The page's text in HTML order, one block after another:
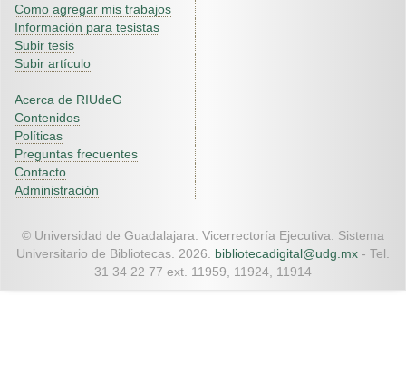
Como agregar mis trabajos
Información para tesistas
Subir tesis
Subir artículo
Acerca de RIUdeG
Contenidos
Políticas
Preguntas frecuentes
Contacto
Administración
© Universidad de Guadalajara. Vicerrectoría Ejecutiva. Sistema
Universitario de Bibliotecas. 2026. bibliotecadigital@udg.mx - Tel.
31 34 22 77 ext. 11959, 11924, 11914